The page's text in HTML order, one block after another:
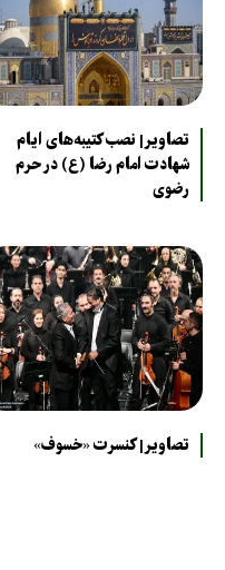
تصاویر| نصب کتیبه‌های ایام
شهادت امام رضا (ع) در حرم
رضوی
تصاویر| کنسرت «خسوف»